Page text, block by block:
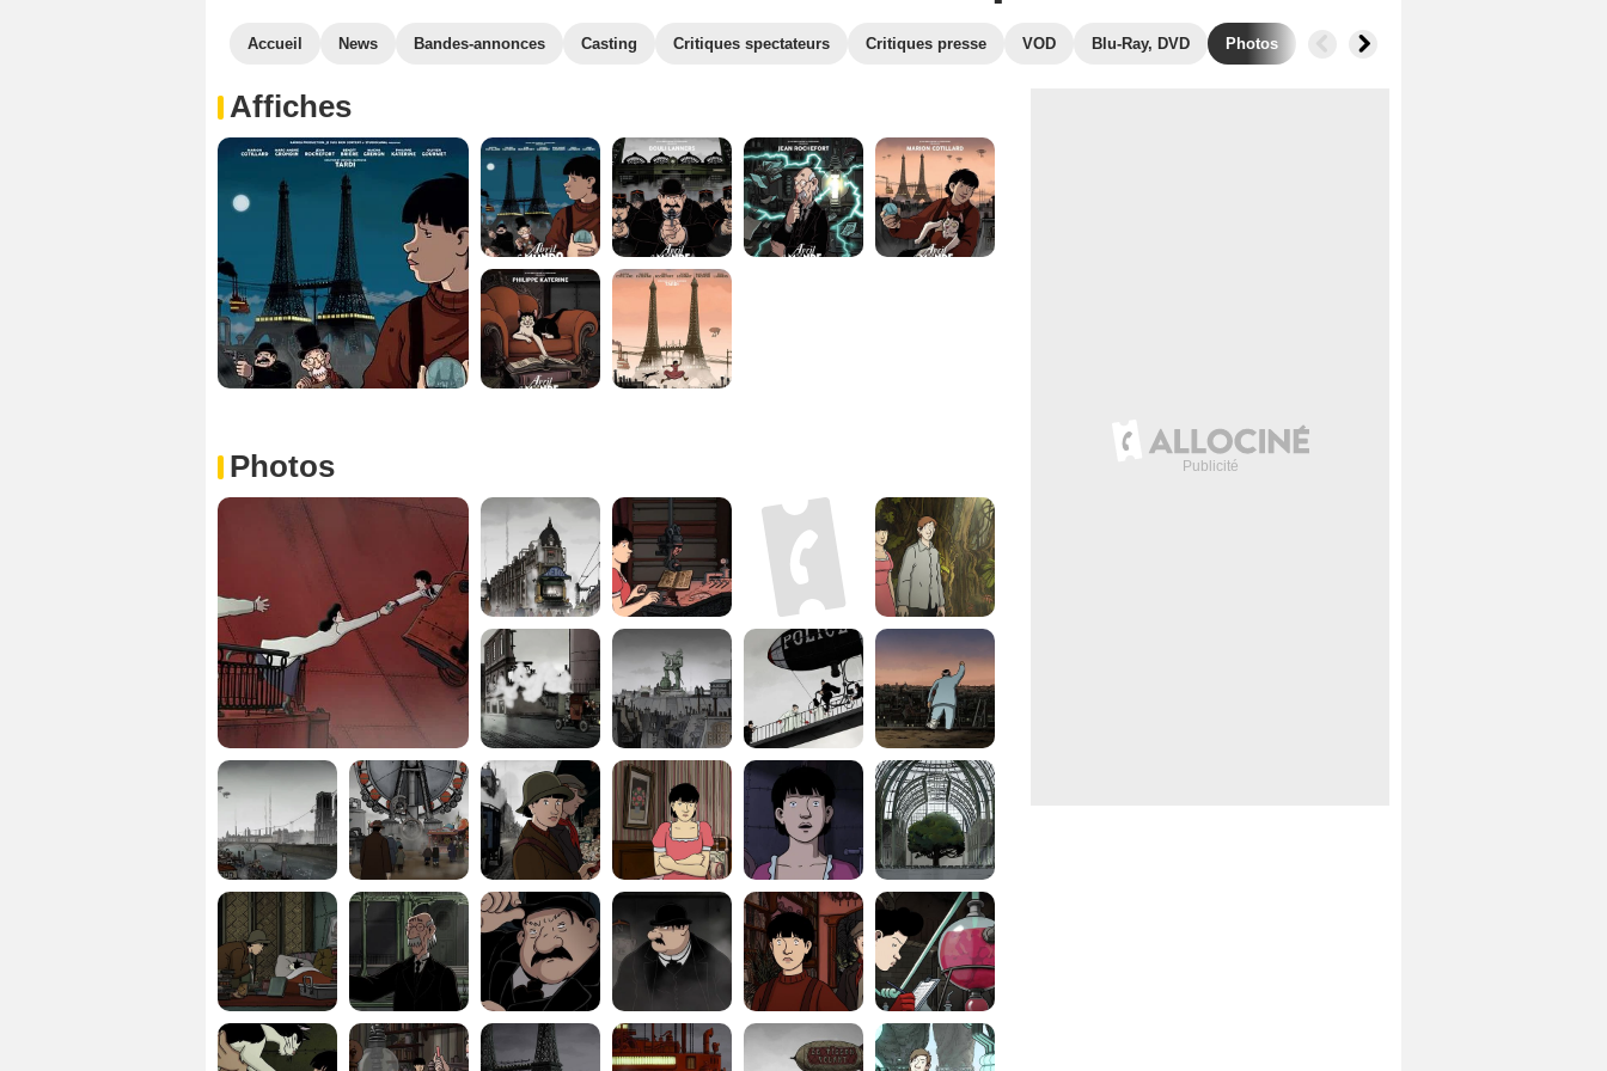
Accueil News Bandes-annonces Casting Critiques spectateurs Critiques presse VOD Blu-Ray, DVD Photos Musique
Affiches
Photos